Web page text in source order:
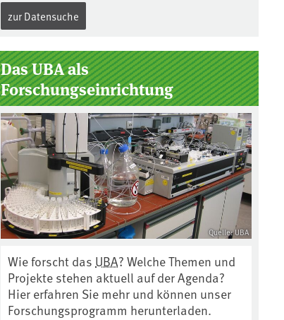
zur Datensuche
Das UBA als
Forschungseinrichtung
Quelle: UBA
Wie forscht das UBA? Welche Themen und
Projekte stehen aktuell auf der Agenda?
Hier erfahren Sie mehr und können unser
Forschungsprogramm herunterladen.